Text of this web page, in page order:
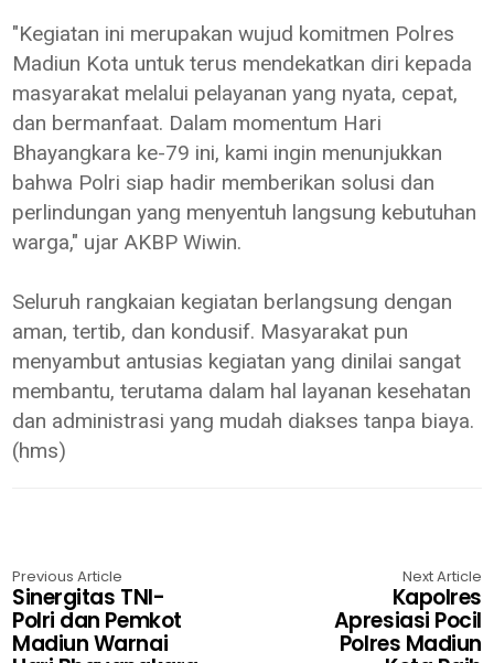
"Kegiatan ini merupakan wujud komitmen Polres
Madiun Kota untuk terus mendekatkan diri kepada
masyarakat melalui pelayanan yang nyata, cepat,
dan bermanfaat. Dalam momentum Hari
Bhayangkara ke-79 ini, kami ingin menunjukkan
bahwa Polri siap hadir memberikan solusi dan
perlindungan yang menyentuh langsung kebutuhan
warga," ujar AKBP Wiwin.
Seluruh rangkaian kegiatan berlangsung dengan
aman, tertib, dan kondusif. Masyarakat pun
menyambut antusias kegiatan yang dinilai sangat
membantu, terutama dalam hal layanan kesehatan
dan administrasi yang mudah diakses tanpa biaya.
(hms)
Previous Article
Sinergitas TNI-
Polri dan Pemkot
Madiun Warnai
Next Article
Kapolres
Apresiasi Pocil
Polres Madiun